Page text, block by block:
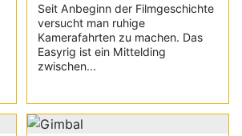
Seit Anbeginn der Filmgeschichte
versucht man ruhige
Kamerafahrten zu machen. Das
Easyrig ist ein Mittelding
zwischen...